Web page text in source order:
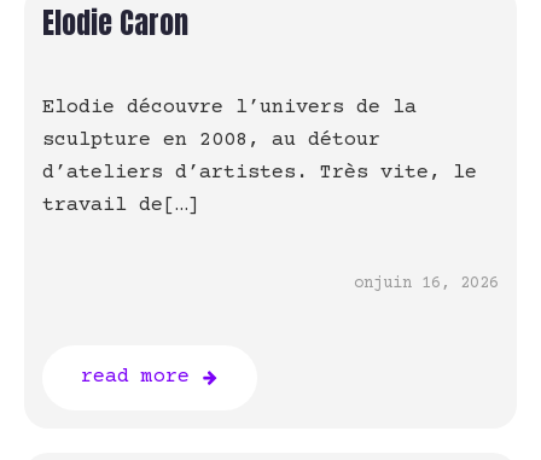
Elodie Caron
Elodie découvre l’univers de la
sculpture en 2008, au détour
d’ateliers d’artistes. Très vite, le
travail de[…]
onjuin 16, 2026
read more